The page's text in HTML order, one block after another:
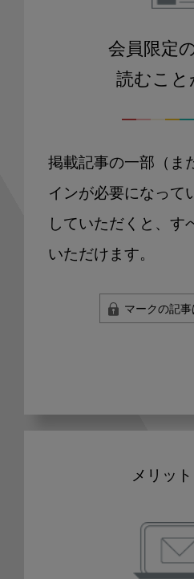
会員限定
読むこと
掲載記事の一部（ま
インが必要になって
していただくと、す
いただけます。
マークの記
メリット